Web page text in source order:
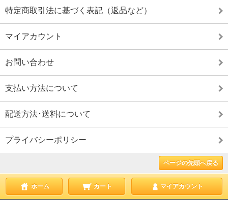
特定商取引法に基づく表記（返品など）
マイアカウント
お問い合わせ
支払い方法について
配送方法･送料について
プライバシーポリシー
ページの先頭へ戻る
ホーム カート マイアカウント